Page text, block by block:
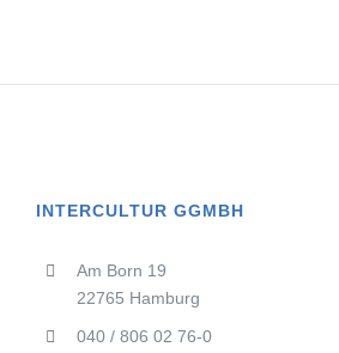
INTERCULTUR GGMBH
Am Born 19
22765 Hamburg
040 / 806 02 76-0